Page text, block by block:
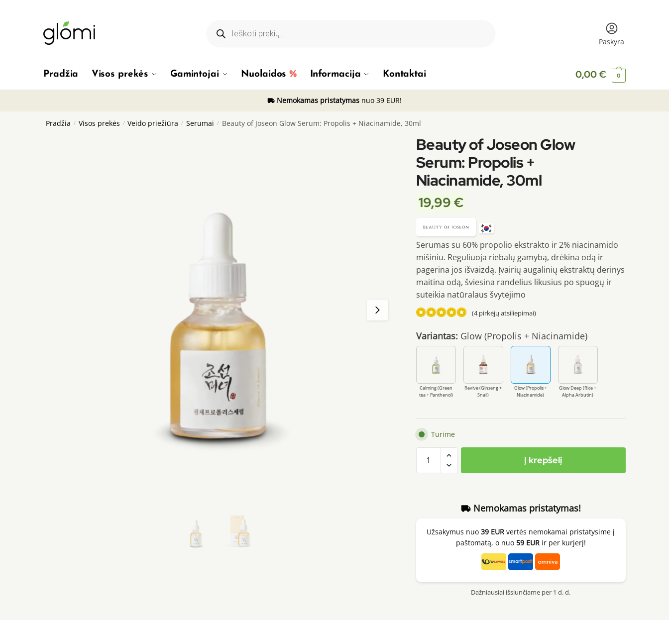
search
Paskyra
Pradžia Visos prekės Gamintojai Nuolaidos Informacija Kontaktai 0,00€ 0
Nemokamas pristatymas nuo 39 EUR!
Pradžia / Visos prekės / Veido priežiūra / Serumai / Beauty of Joseon Glow Serum: Propolis + Niacinamide, 30ml
Beauty of Joseon Glow
Serum: Propolis +
Niacinamide, 30ml
19,99 €
Serumas su 60% propolio ekstrakto ir 2% niacinamido
mišiniu. Reguliuoja riebalų gamybą, drėkina odą ir
pagerina jos išvaizdą. Įvairių augalinių ekstraktų derinys
maitina odą, šviesina randelius likusius po spuogų ir
suteikia natūralaus švytėjimo
Įvertinimas:
5.00iš 5
įvertinimų:
)
(4pirkėjų atsiliepimai)
Variantas: Glow (Propolis + Niacinamide)
Calming (Green
tea + Panthenol)
Revive (Ginseng +
Snail)
Glow (Propolis +
Niacinamide)
Glow Deep (Rice +
Alpha Arbutin)
Turime
produkto
Niacinamide,
Į krepšelį
Nemokamas pristatymas!
Užsakymus nuo39 EUR vertės nemokamai pristatysime į
paštomatą, o nuo 59 EURir per kurjerį!
Dažniausiai išsiunčiame per 1 d. d.